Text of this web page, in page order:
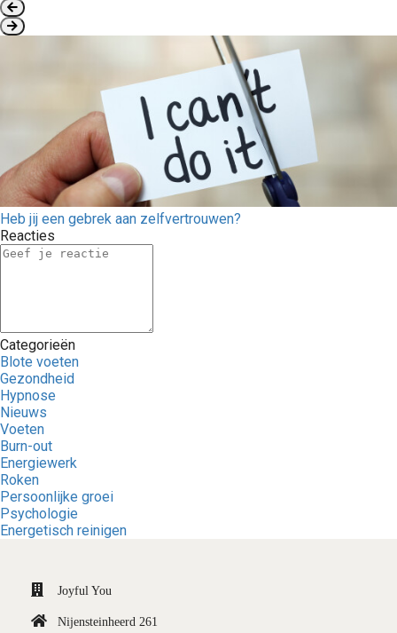
Heb jij een gebrek aan zelfvertrouwen?
Reacties
Categorieën
Blote voeten
Gezondheid
Hypnose
Nieuws
Voeten
Burn-out
Energiewerk
Roken
Persoonlijke groei
Psychologie
Energetisch reinigen
Joyful You
Nijensteinheerd 261